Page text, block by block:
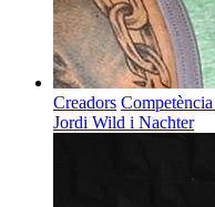
Creadors
Jordi Wild i Nachter